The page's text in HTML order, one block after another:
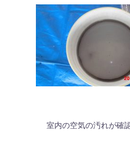
室内の空気の汚れが確